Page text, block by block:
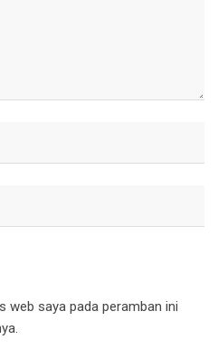
web saya pada peramban ini